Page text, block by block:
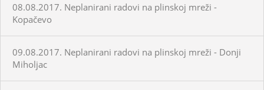
08.08.2017. Neplanirani radovi na plinskoj mreži -
Kopačevo
09.08.2017. Neplanirani radovi na plinskoj mreži - Donji
Miholjac